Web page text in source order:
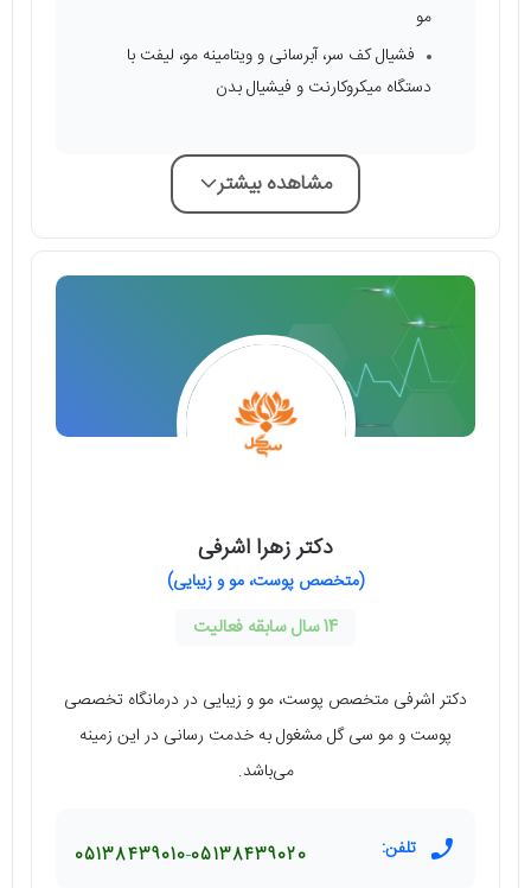
مو
فشیال کف سر، آبرسانی و ویتامینه مو، لیفت با
دستگاه میکروکارنت و فیشیال بدن
مشاهده بیشتر
دکتر زهرا اشرفی
(متخصص پوست، مو و زیبایی)
14 سال سابقه فعالیت
دکتر اشرفی متخصص پوست، مو و زیبایی در درمانگاه تخصصی
پوست و مو سی گل مشغول به خدمت رسانی در این زمینه
می‌باشد.
تلفن: 05138439020
05138439010